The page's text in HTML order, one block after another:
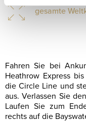
gesamte
Fahren Sie bei
Heathrow Express
die Circle Line und
aus. Verlassen Sie
Laufen Sie zum
rechts auf die